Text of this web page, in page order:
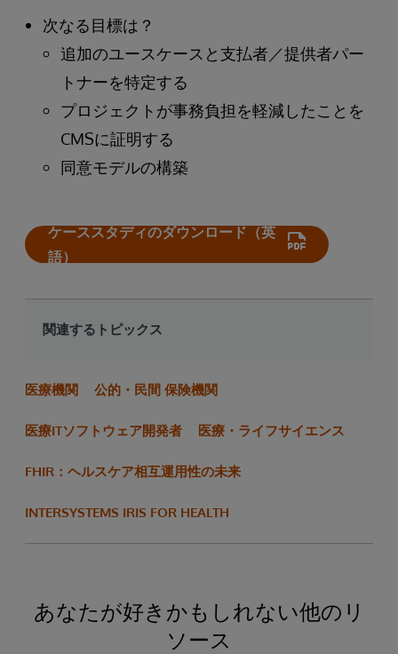
次なる目標は？
追加のユースケースと支払者／提供者パー
トナーを特定する
プロジェクトが事務負担を軽減したことを
CMSに証明する
同意モデルの構築
ケーススタディのダウンロード（英
語）
関連するトピックス
医療機関 公的・民間 保険機関
医療ITソフトウェア開発者 医療・ライフサイエンス
FHIR：ヘルスケア相互運用性の未来
INTERSYSTEMS IRIS FOR HEALTH
あなたが好きかもしれない他のリ
ソース